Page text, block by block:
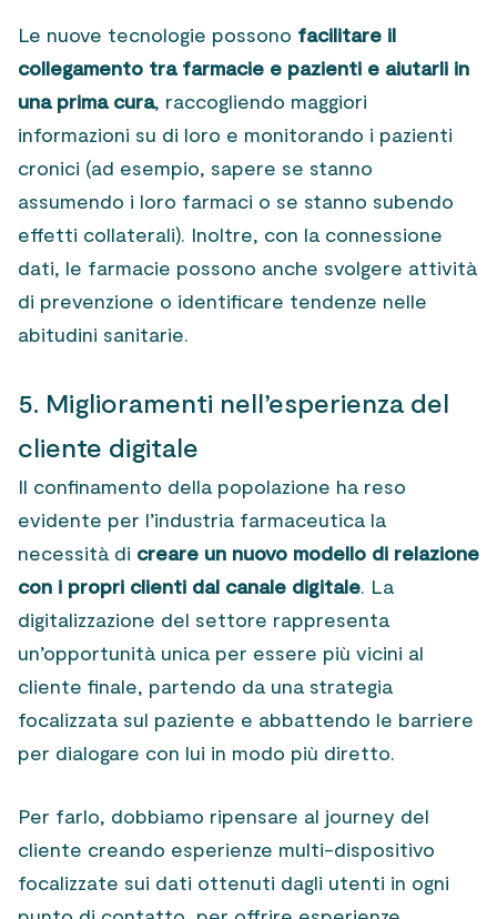
Le nuove tecnologie possono facilitare il
collegamento tra farmacie e pazienti e aiutarli in
una prima cura, raccogliendo maggiori
informazioni su di loro e monitorando i pazienti
cronici (ad esempio, sapere se stanno
assumendo i loro farmaci o se stanno subendo
effetti collaterali). Inoltre, con la connessione
dati, le farmacie possono anche svolgere attività
di prevenzione o identificare tendenze nelle
abitudini sanitarie.
5. Miglioramenti nell’esperienza del
cliente digitale
Il confinamento della popolazione ha reso
evidente per l’industria farmaceutica la
necessità di creare un nuovo modello di relazione
con i propri clienti dal canale digitale. La
digitalizzazione del settore rappresenta
un’opportunità unica per essere più vicini al
cliente finale, partendo da una strategia
focalizzata sul paziente e abbattendo le barriere
per dialogare con lui in modo più diretto.
Per farlo, dobbiamo ripensare al journey del
cliente creando esperienze multi-dispositivo
focalizzate sui dati ottenuti dagli utenti in ogni